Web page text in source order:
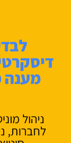
מענה
ניהול
לחברות,